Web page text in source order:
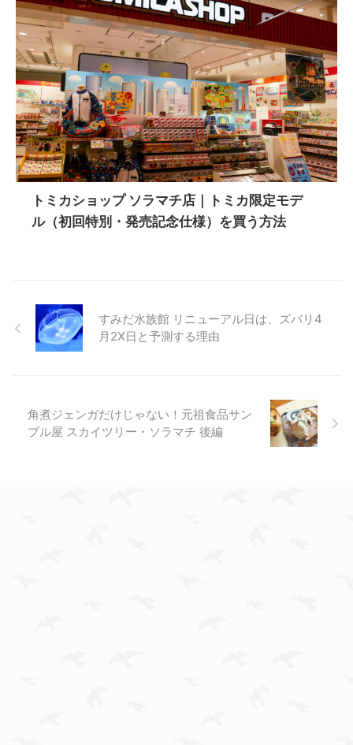
トミカショップ ソラマチ店｜トミカ限定モデ
ル（初回特別・発売記念仕様）を買う方法
すみだ水族館 リニューアル日は、ズバリ4
月2X日と予測する理由
角煮ジェンガだけじゃない！元祖食品サン
プル屋 スカイツリー・ソラマチ 後編